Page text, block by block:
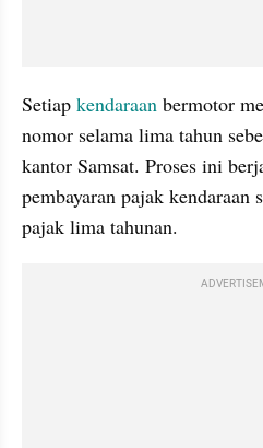
Setiap kendaraan bermotor
nomor selama lima tahun
kantor Samsat. Proses ini
pembayaran pajak kendaraan
pajak lima tahunan.